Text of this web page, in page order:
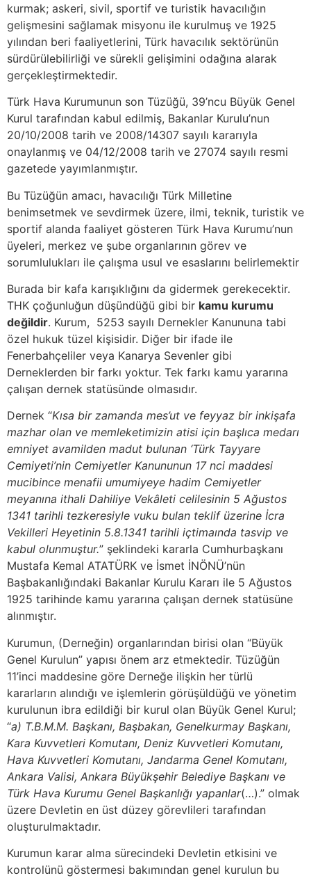
kurmak; askeri, sivil, sportif ve turistik havacılığın
gelişmesini sağlamak misyonu ile kurulmuş ve 1925
yılından beri faaliyetlerini, Türk havacılık sektörünün
sürdürülebilirliği ve sürekli gelişimini odağına alarak
gerçekleştirmektedir.
Türk Hava Kurumunun son Tüzüğü, 39’ncu Büyük Genel
Kurul tarafından kabul edilmiş, Bakanlar Kurulu’nun
20/10/2008 tarih ve 2008/14307 sayılı kararıyla
onaylanmış ve 04/12/2008 tarih ve 27074 sayılı resmi
gazetede yayımlanmıştır.
Bu Tüzüğün amacı, havacılığı Türk Milletine
benimsetmek ve sevdirmek üzere, ilmi, teknik, turistik ve
sportif alanda faaliyet gösteren Türk Hava Kurumu’nun
üyeleri, merkez ve şube organlarının görev ve
sorumlulukları ile çalışma usul ve esaslarını belirlemektir
Burada bir kafa karışıklığını da gidermek gerekecektir.
THK çoğunluğun düşündüğü gibi bir kamu kurumu
değildir. Kurum, 5253 sayılı Dernekler Kanununa tabi
özel hukuk tüzel kişisidir. Diğer bir ifade ile
Fenerbahçeliler veya Kanarya Sevenler gibi
Derneklerden bir farkı yoktur. Tek farkı kamu yararına
çalışan dernek statüsünde olmasıdır.
Dernek “Kısa bir zamanda mes’ut ve feyyaz bir inkişafa
mazhar olan ve memleketimizin atisi için başlıca medarı
emniyet avamilden madut bulunan ‘Türk Tayyare
Cemiyeti’nin Cemiyetler Kanununun 17 nci maddesi
mucibince menafii umumiyeye hadim Cemiyetler
meyanına ithali Dahiliye Vekâleti celilesinin 5 Ağustos
1341 tarihli tezkeresiyle vuku bulan teklif üzerine İcra
Vekilleri Heyetinin 5.8.1341 tarihli içtimaında tasvip ve
kabul olunmuştur.” şeklindeki kararla Cumhurbaşkanı
Mustafa Kemal ATATÜRK ve İsmet İNÖNÜ’nün
Başbakanlığındaki Bakanlar Kurulu Kararı ile 5 Ağustos
1925 tarihinde kamu yararına çalışan dernek statüsüne
alınmıştır.
Kurumun, (Derneğin) organlarından birisi olan “Büyük
Genel Kurulun” yapısı önem arz etmektedir. Tüzüğün
11’inci maddesine göre Derneğe ilişkin her türlü
kararların alındığı ve işlemlerin görüşüldüğü ve yönetim
kurulunun ibra edildiği bir kurul olan Büyük Genel Kurul;
“a) T.B.M.M. Başkanı, Başbakan, Genelkurmay Başkanı,
Kara Kuvvetleri Komutanı, Deniz Kuvvetleri Komutanı,
Hava Kuvvetleri Komutanı, Jandarma Genel Komutanı,
Ankara Valisi, Ankara Büyükşehir Belediye Başkanı ve
Türk Hava Kurumu Genel Başkanlığı yapanlar(…).” olmak
üzere Devletin en üst düzey görevlileri tarafından
oluşturulmaktadır.
Kurumun karar alma sürecindeki Devletin etkisini ve
kontrolünü göstermesi bakımından genel kurulun bu